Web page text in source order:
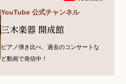
YouTube 公式チャンネル
三木楽器 開成館
ピアノ弾き比べ、過去のコンサートな
ど動画で発信中！